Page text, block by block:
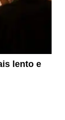
lento e